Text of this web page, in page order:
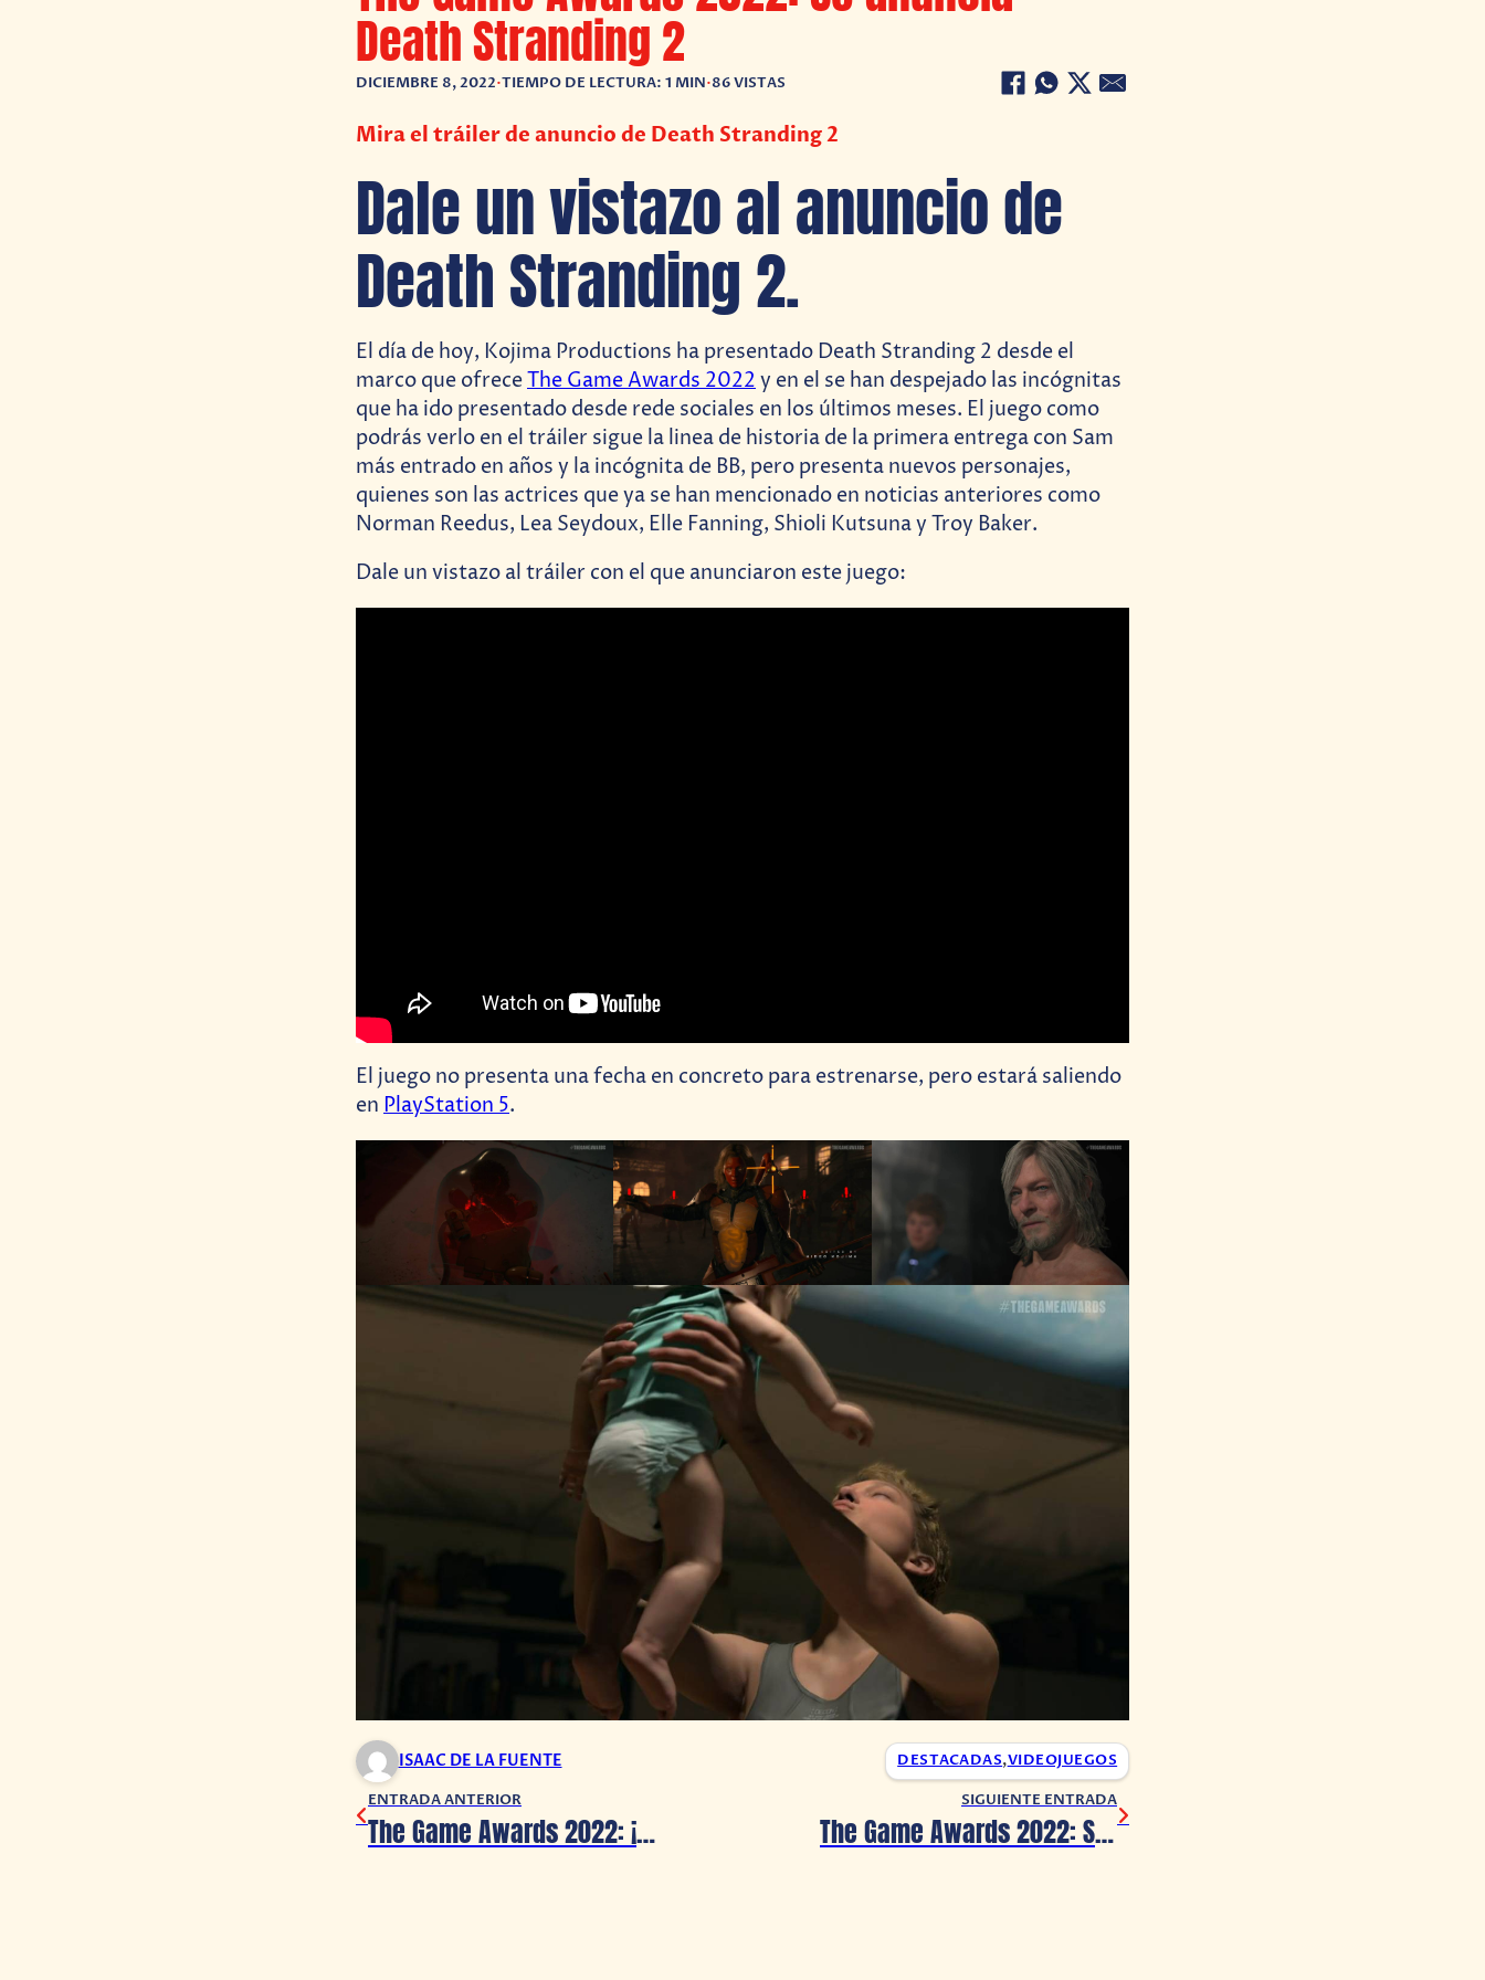
Death Stranding 2
DICIEMBRE 8, 2022•TIEMPO DE LECTURA: 1 MIN•86 VISTAS
Mira el tráiler de anuncio de Death Stranding 2
Dale un vistazo al anuncio de
Death Stranding 2.
El día de hoy, Kojima Productions ha presentado Death Stranding 2 desde el
marco que ofreceThe Game Awards 2022y en el se han despejado las incógnitas
que ha ido presentado desde rede sociales en los últimos meses. El juego como
podrás verlo en el tráiler sigue la linea de historia de la primera entrega con Sam
más entrado en años y la incógnita de BB, pero presenta nuevos personajes,
quienes son las actrices que ya se han mencionado en noticias anteriores como
Norman Reedus, Lea Seydoux, Elle Fanning, Shioli Kutsuna y Troy Baker.
Dale un vistazo al tráiler con el que anunciaron este juego:
El juego no presenta una fecha en concreto para estrenarse, pero estará saliendo
en PlayStation 5.
ISAAC DE LA FUENTE DESTACADAS,VIDEOJUEGOS
ENTRADA ANTERIOR
The Game Awards 2022: ¡Hades 2 ha sido anunciado!
SIGUIENTE ENTRADA
The Game Awards 2022: Se presenta el avance de Tekken 8